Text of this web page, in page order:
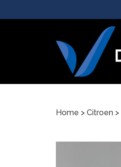
Home > Citroen >